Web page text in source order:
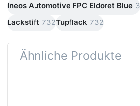
Ineos Automotive FPC Eldoret Blue 3
Lackstift 732Tupflack 732
Ähnliche Produkte